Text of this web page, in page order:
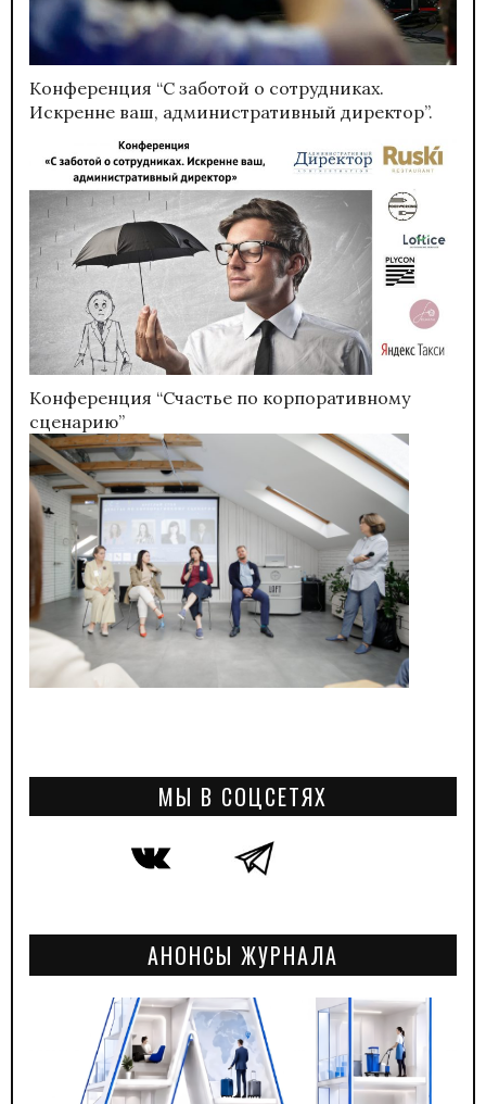
Конференция “С заботой о сотрудниках.
Искренне ваш, административный директор”.
Конференция “Счастье по корпоративному
сценарию”
МЫ В СОЦСЕТЯХ
АНОНСЫ ЖУРНАЛА